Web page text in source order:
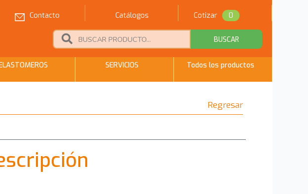
Cotizar 0
Catálogos
Contacto
BUSCAR
SERVICIOS Todos los productos
Regresar